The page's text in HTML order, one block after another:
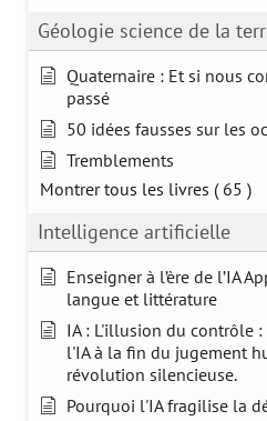
Géologie science de la
Quaternaire : Et si nous
passé
50 idées fausses sur les
Tremblements
Montrer tous les livres ( 65 )
Intelligence artificielle
Enseigner à l’ère de l’IA
langue et littérature
IA : L'illusion du contrôle
l'IA à la fin du jugement
révolution silencieuse.
Pourquoi l'IA fragilise la